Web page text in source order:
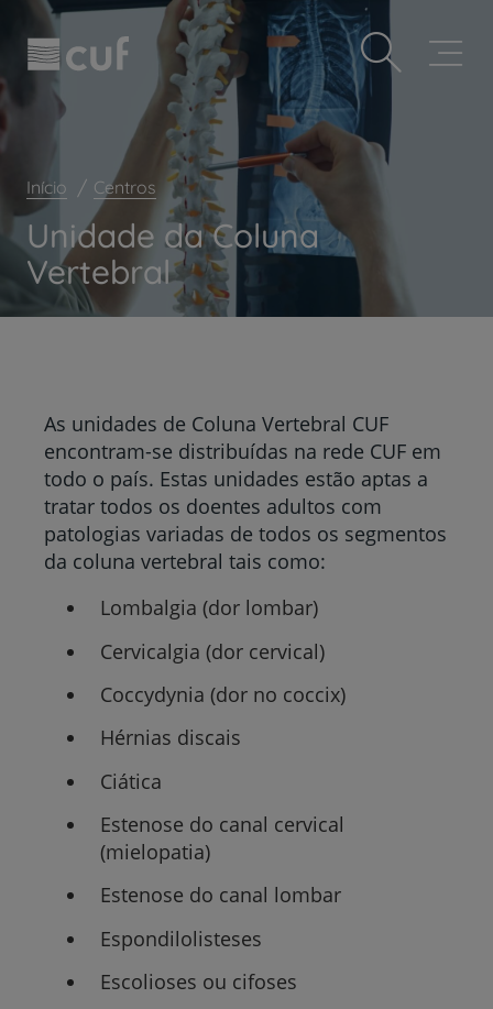
Observação:
este
inclui
Passar
para
conteúdo
principal
Prevenção e bem-estar
Grandes Áreas da Saúde
Serviços CUF
Plano +CUF
My CUF
Clientes e acompanhantes
CUF Academic Center
Para profissionais
Início Centros
Unidade da Coluna
Vertebral
As unidades de Coluna Vertebral CUF
encontram-se distribuídas na rede CUF em
todo o país. Estas unidades estão aptas a
tratar todos os doentes adultos com
patologias variadas de todos os segmentos
da coluna vertebral tais como:
Lombalgia (dor lombar)
Cervicalgia (dor cervical)
Coccydynia (dor no coccix)
Hérnias discais
Ciática
Estenose do canal cervical
(mielopatia)
Estenose do canal lombar
Espondilolisteses
Escolioses ou cifoses